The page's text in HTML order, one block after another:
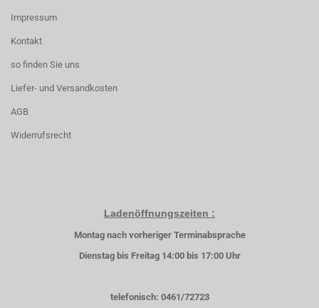
Impressum
Kontakt
so finden Sie uns
Liefer- und Versandkosten
AGB
Widerrufsrecht
Ladenöffnungszeiten :
Montag nach vorheriger Terminabsprache
Dienstag bis Freitag 14:00 bis 17:00 Uhr
telefonisch: 0461/72723